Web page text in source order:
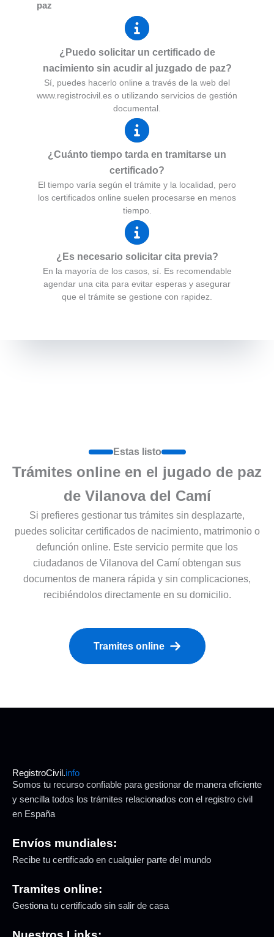
paz
¿Puedo solicitar un certificado de
nacimiento sin acudir al juzgado de paz?
Sí, puedes hacerlo online a través de la web del
www.registrocivil.es o utilizando servicios de gestión
documental.
¿Cuánto tiempo tarda en tramitarse un
certificado?
El tiempo varía según el trámite y la localidad, pero
los certificados online suelen procesarse en menos
tiempo.
¿Es necesario solicitar cita previa?
En la mayoría de los casos, sí. Es recomendable
agendar una cita para evitar esperas y asegurar
que el trámite se gestione con rapidez.
Estas listo
Trámites online en el jugado de paz
de Vilanova del Camí
Si prefieres gestionar tus trámites sin desplazarte,
puedes solicitar certificados de nacimiento, matrimonio o
defunción online. Este servicio permite que los
ciudadanos de Vilanova del Camí obtengan sus
documentos de manera rápida y sin complicaciones,
recibiéndolos directamente en su domicilio.
Tramites online
RegistroCivil.info
Somos tu recurso confiable para gestionar de manera eficiente
y sencilla todos los trámites relacionados con el registro civil
en España
Envíos mundiales:
Recibe tu certificado en cualquier parte del mundo
Tramites online:
Gestiona tu certificado sin salir de casa